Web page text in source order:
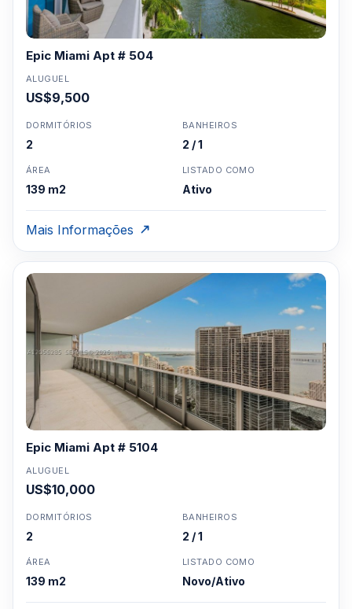
Epic Miami Apt # 504
ALUGUEL
US$9,500
DORMITÓRIOS
2
BANHEIROS
2 / 1
ÁREA
139 m2
LISTADO COMO
Ativo
Mais Informações
Epic Miami Apt # 5104
ALUGUEL
US$10,000
DORMITÓRIOS
2
BANHEIROS
2 / 1
ÁREA
139 m2
LISTADO COMO
Novo/Ativo